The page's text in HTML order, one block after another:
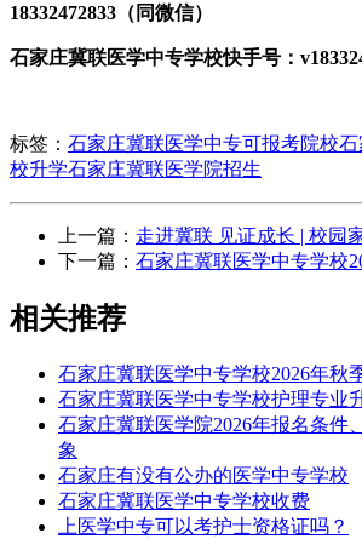
18332472833（同微信）
石家庄冀联医学中专学校快手号：
标签： 石家庄冀联医学中专可报考院校石
校升学石家庄冀联医学院招生
上一篇： 走进冀联 见证成长 | 校园
下一篇： 石家庄冀联医学中专学校
相关推荐
石家庄冀联医学中专学校2026年秋
石家庄冀联医学中专学校护理专业
石家庄冀联医学院2026年报名条件
象
石家庄有没有公办的医学中专学校
石家庄冀联医学中专学校收费
上医学中专可以考护士资格证吗？